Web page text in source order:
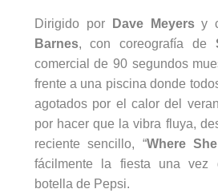
Dirigido por Dave Meyersy
Barnes, con coreografía de
comercial de 90 segundos
frente a una piscina donde
agotados por el calor del
por hacer que la vibra fluya,
reciente sencillo, “Where She
fácilmente la fiesta una
botella de Pepsi.